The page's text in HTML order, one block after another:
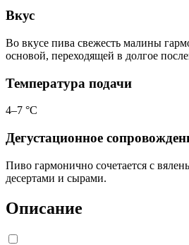
Вкус
Во вкусе пива свежесть малины
основой, переходящей в долгое
Температура подачи
4–7 °С
Дегустационное
Пиво гармонично сочетается с
десертами и сырами.
Описание